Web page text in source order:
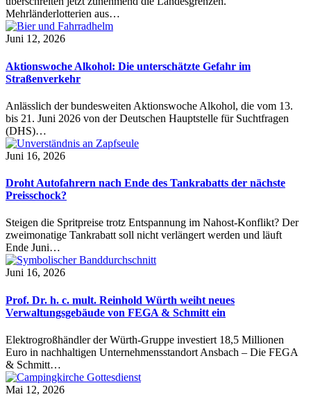
Mehrländerlotterien aus…
Juni 12, 2026
Aktionswoche Alkohol: Die unterschätzte Gefahr im
Straßenverkehr
Anlässlich der bundesweiten Aktionswoche Alkohol, die vom 13.
bis 21. Juni 2026 von der Deutschen Hauptstelle für Suchtfragen
(DHS)…
Juni 16, 2026
Droht Autofahrern nach Ende des Tankrabatts der nächste
Preisschock?
Steigen die Spritpreise trotz Entspannung im Nahost-Konflikt? Der
zweimonatige Tankrabatt soll nicht verlängert werden und läuft
Ende Juni…
Juni 16, 2026
Prof. Dr. h. c. mult. Reinhold Würth weiht neues
Verwaltungsgebäude von FEGA & Schmitt ein
Elektrogroßhändler der Würth-Gruppe investiert 18,5 Millionen
Euro in nachhaltigen Unternehmensstandort Ansbach – Die FEGA
& Schmitt…
Mai 12, 2026